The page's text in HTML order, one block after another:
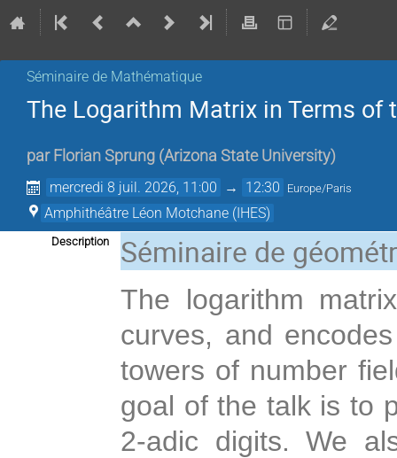
Séminaire de Mathématique
The Logarithm Matrix in Terms of
par Florian Sprung (Arizona State University)
mercredi 8 juil. 2026, 11:00 → 12:30 Europe/Paris
Amphithéâtre Léon Motchane (IHES)
Description Séminaire de
The logarithm
curves, and
towers of number
goal of the talk is to
2-adic digits. We